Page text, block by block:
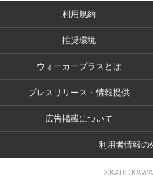
利用規約
推奨環境
ウォーカープラスとは
プレスリリース・情報提供
広告掲載について
利用者情報の